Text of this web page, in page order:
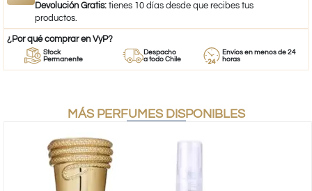
Devolución Gratis: tienes 10 días desde que recibes tus
productos.
¿Por qué comprar en VyP?
Stock
Permanente
Despacho
a todo Chile
Envíos en menos de 24
horas
MÁS PERFUMES DISPONIBLES